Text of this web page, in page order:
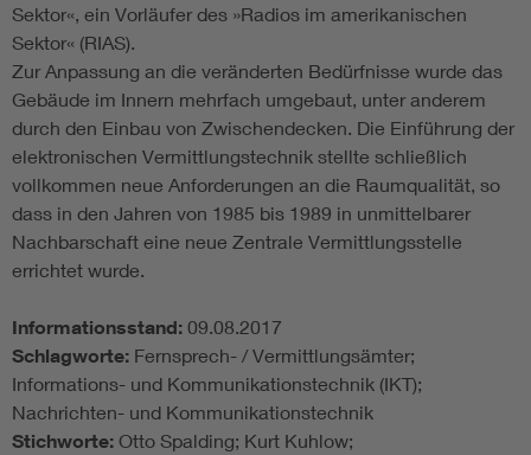
Sektor«, ein Vorläufer des »Radios im amerikanischen
Sektor« (RIAS).
Zur Anpassung an die veränderten Bedürfnisse wurde das
Gebäude im Innern mehrfach umgebaut, unter anderem
durch den Einbau von Zwischendecken. Die Einführung der
elektronischen Vermittlungstechnik stellte schließlich
vollkommen neue Anforderungen an die Raumqualität, so
dass in den Jahren von 1985 bis 1989 in unmittelbarer
Nachbarschaft eine neue Zentrale Vermittlungsstelle
errichtet wurde.
Informationsstand: 09.08.2017
Schlagworte: Fernsprech- / Vermittlungsämter;
Informations- und Kommunikationstechnik (IKT);
Nachrichten- und Kommunikationstechnik
Stichworte: Otto Spalding; Kurt Kuhlow;